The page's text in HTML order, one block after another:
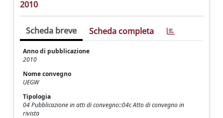
2010
Scheda breve Scheda completa
Anno di pubblicazione
2010
Nome convegno
UEGW
Tipologia
04 Pubblicazione in atti di convegno::04c Atto di convegno in
rivista